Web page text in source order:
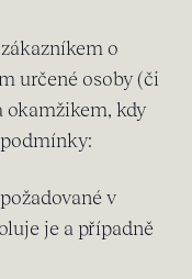
o
určené osoby (či
okamžikem, kdy
v
je a případně